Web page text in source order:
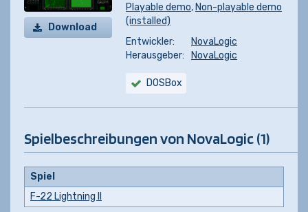
Download
Playable demo, Non-playable demo
(installed)
Entwickler:
NovaLogic
Herausgeber:
NovaLogic
DOSBox
Spielbeschreibungen von NovaLogic (1)
Spiel
F-22 Lightning II